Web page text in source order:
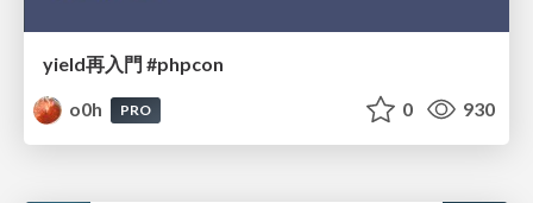
yield再入門 #phpcon
o0h
PRO 0 930